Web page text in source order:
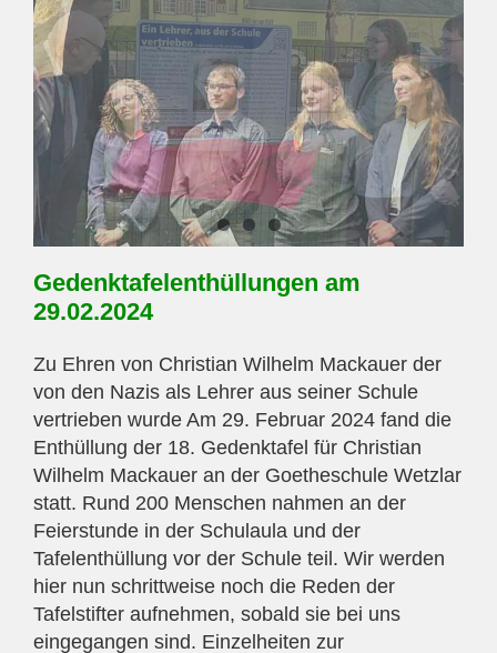
Gedenktafelenthüllungen am
29.02.2024
Zu Ehren von Christian Wilhelm Mackauer der
von den Nazis als Lehrer aus seiner Schule
vertrieben wurde Am 29. Februar 2024 fand die
Enthüllung der 18. Gedenktafel für Christian
Wilhelm Mackauer an der Goetheschule Wetzlar
statt. Rund 200 Menschen nahmen an der
Feierstunde in der Schulaula und der
Tafelenthüllung vor der Schule teil. Wir werden
hier nun schrittweise noch die Reden der
Tafelstifter aufnehmen, sobald sie bei uns
eingegangen sind. Einzelheiten zur